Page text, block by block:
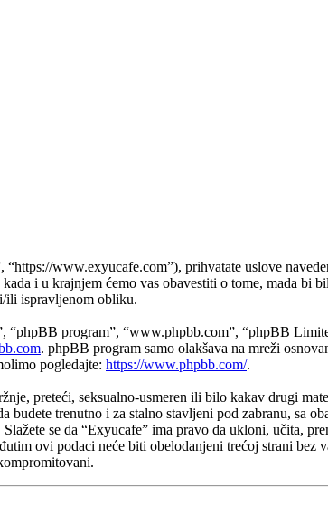
www.exyucafe.com”), prihvatate uslove
i u krajnjem ćemo vas obavestiti o tome, mada bi
ili ispravljenom obliku.
program”, “www.phpbb.com”, “phpBB
. phpBB program samo olakšava na mreži
pogledajte: https://www.phpbb.com/.
preteći, seksualno-usmeren ili bilo kakav drugi
trenutno i za stalno stavljeni pod zabranu, sa
se da “Exyucafe” ima pravo da ukloni, učita,
ovi podaci neće biti obelodanjeni trećoj strani